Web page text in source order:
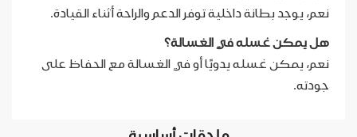
نعم، يوجد بطانة داخلية توفر الدعم والراحة أثناء القيادة.
هل يمكن غسله في الغسالة؟
نعم، يمكن غسله يدويًا أو في الغسالة مع الحفاظ على
جودته.